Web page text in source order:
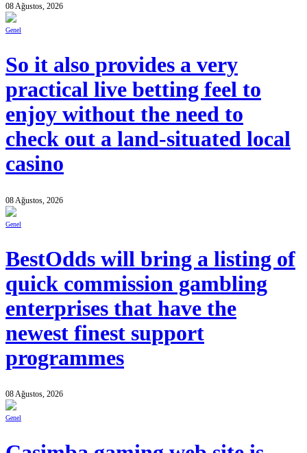
08 Ağustos, 2026
Genel
So it also provides a very
practical live betting feel to
enjoy without the need to
check out a land-situated local
casino
08 Ağustos, 2026
Genel
BestOdds will bring a listing of
quick commission gambling
enterprises that have the
newest finest support
programmes
08 Ağustos, 2026
Genel